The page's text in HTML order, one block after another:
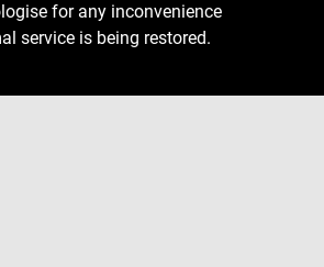
for any inconvenience
service is being restored.